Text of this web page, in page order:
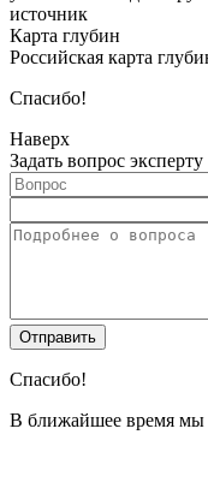
источник
Карта глубин
Российская карта
Спасибо!
Наверх
Задать вопрос эксперту
Спасибо!
В ближайшее время